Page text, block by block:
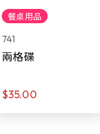
餐桌用品
741
兩格碟
$35.00